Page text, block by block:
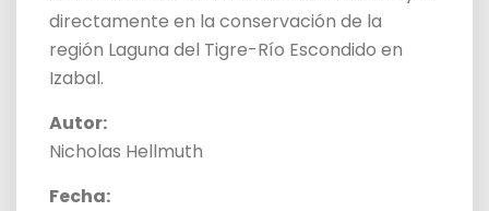
directamente en la conservación de la
región Laguna del Tigre-Río Escondido en
Izabal.
Autor:
Nicholas Hellmuth
Fecha: